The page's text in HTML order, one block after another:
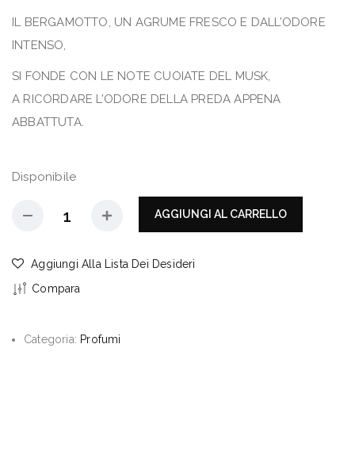
IL BERGAMOTTO, UN AGRUME FRESCO E DALL’ODORE
INTENSO,
SI FONDE CON LE NOTE CUOIATE DEL MUSK,
A RICORDARE L’ODORE DELLA PREDA APPENA
ABBATTUTA.
Disponibile
AGGIUNGI AL CARRELLO
Aggiungi Alla Lista Dei Desideri
Compara
Categoria: Profumi